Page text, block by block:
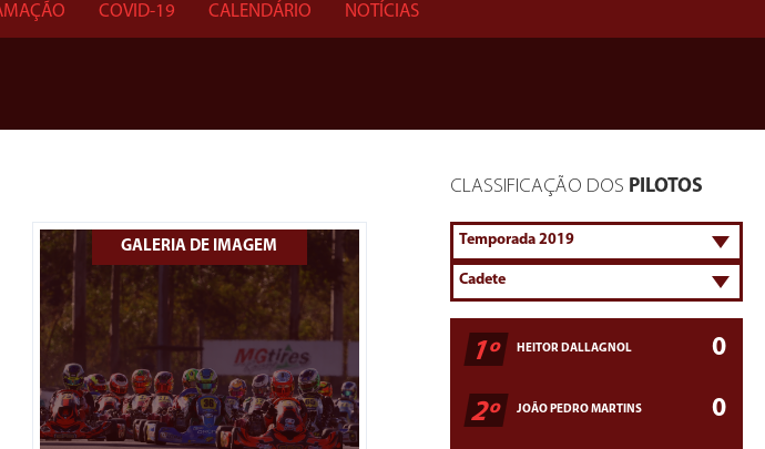
COVID-19 CALENDÁRIO NOTÍCIAS
GALERIA DE IMAGEM
CLASSIFICAÇÃO DOS PILOTOS
1º HEITOR DALLAGNOL 0
2º JOÃO PEDRO MARTINS 0